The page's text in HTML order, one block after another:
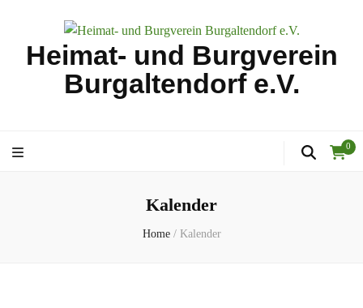
Heimat- und Burgverein
Burgaltendorf e.V.
0
Kalender
Home / Kalender